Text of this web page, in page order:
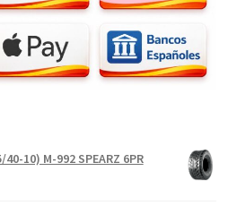
10) M-992 SPEARZ 6PR